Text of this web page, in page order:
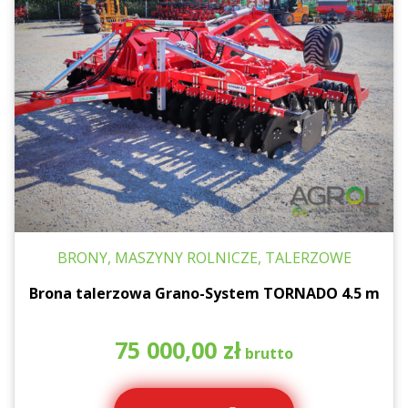
BRONY, MASZYNY ROLNICZE, TALERZOWE
Brona talerzowa Grano-System TORNADO 4.5 m
75 000,00 zł